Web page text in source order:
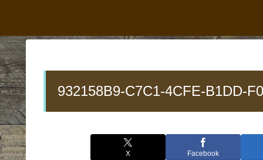
932158B9-C7C1-4CFE-B1DD-
X Facebook